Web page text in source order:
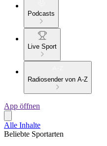
Podcasts
Live Sport
Radiosender von A-Z
App öffnen
Alle Inhalte
Beliebte Sportarten